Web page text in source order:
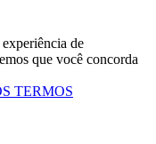
de
que você concorda
TERMOS